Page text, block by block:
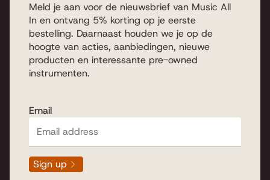
Meld je aan voor de nieuwsbrief van Music All
In en ontvang 5% korting op je eerste
bestelling. Daarnaast houden we je op de
hoogte van acties, aanbiedingen, nieuwe
producten en interessante pre-owned
instrumenten.
Email
Sign up